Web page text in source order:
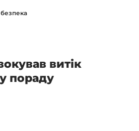
витік
пораду